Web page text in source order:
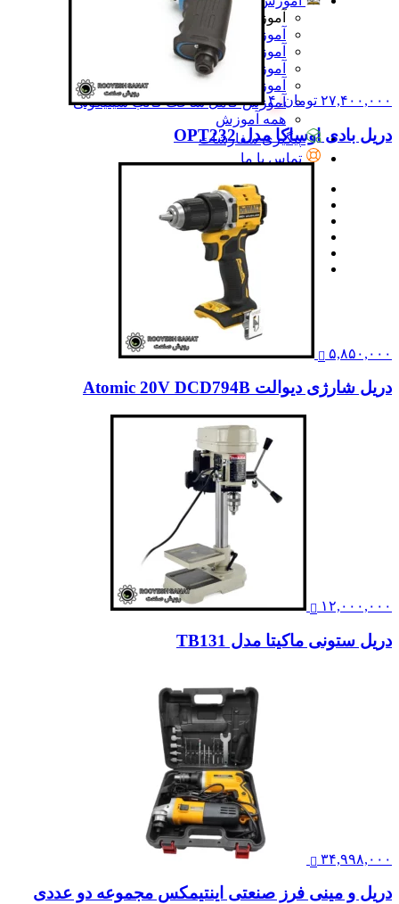
آموزش
آموزش نرم‌افزار G-code برای CNC
آموزش نرم‌افزار سالیدورک
آموزش جامع ساخت پرینتر سه بعدی
آموزش تراشکاری
آموزش کامل ساخت قالب سیلیکونی
همه آموزش
پیگیری سفارشات
تماس با ما
۲۷,۴۰۰,۰۰۰ تومان. ۴
دریل بادی اوساکا مدل OPT232
۵,۸۵۰,۰۰۰
دریل شارژی دیوالت Atomic 20V DCD794B
۱۲,۰۰۰,۰۰۰
دریل ستونی ماکیتا مدل TB131
۳۴,۹۹۸,۰۰۰
دریل و مینی فرز صنعتی اینتیمکس مجموعه دو عددی